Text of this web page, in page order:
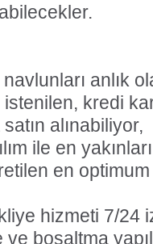
anlık
kredi
alınabiliyor,
ile en
en
hizmeti 7/
boşaltma